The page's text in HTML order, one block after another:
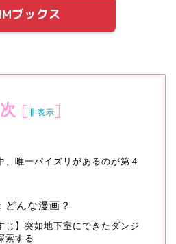
ブックス
[非表示]
、唯一パイズリがあるのが第４
どんな漫画？
じ】突如地下室にできたダンジ
索する